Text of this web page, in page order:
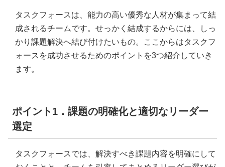
タスクフォースは、能力の高い優秀な人材が集まって結
成されるチームです。せっかく結成するからには、しっ
かり課題解決へ結び付けたいもの。ここからはタスクフ
ォースを成功させるためのポイントを3つ紹介していき
ます。
ポイント1．課題の明確化と適切なリーダー
選定
タスクフォースでは、解決すべき課題内容を明確にして